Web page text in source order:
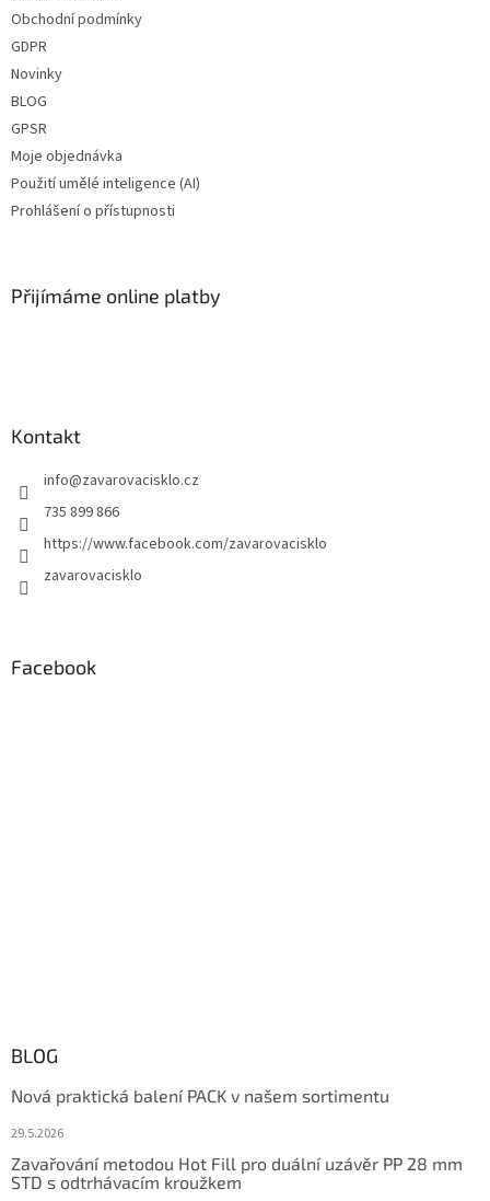
Obchodní podmínky
GDPR
Novinky
BLOG
GPSR
Moje objednávka
Použití umělé inteligence (AI)
Prohlášení o přístupnosti
Přijímáme online platby
Kontakt
info@zavarovacisklo.cz
735 899 866
https://www.facebook.com/zavarovacisklo
zavarovacisklo
Facebook
BLOG
Nová praktická balení PACK v našem sortimentu
29.5.2026
Zavařování metodou Hot Fill pro duální uzávěr PP 28 mm
STD s odtrhávacím kroužkem